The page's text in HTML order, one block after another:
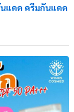
แดด ครีมกันแดด